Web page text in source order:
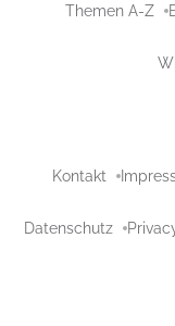
Themen A-Z
Kontakt
Datenschutz